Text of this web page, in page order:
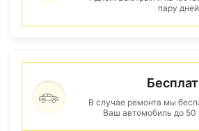
пару
В случае ремонта мы
Ваш автомобиль до